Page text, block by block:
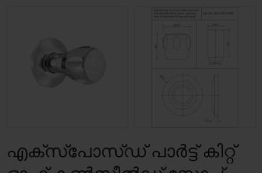
എക്സ്പോസ്ഡ് പാർട്ട് കിറ്റ്